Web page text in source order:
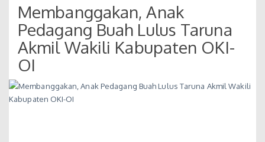
Membanggakan, Anak
Pedagang Buah Lulus Taruna
Akmil Wakili Kabupaten OKI-
OI